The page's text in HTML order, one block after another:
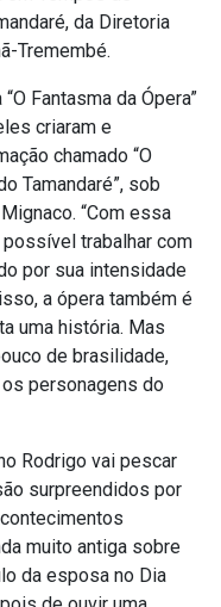
da Diretoria
Tremembé.
Fantasma da Ópera”
criaram e
chamado “O
Tamandaré”, sob
“Com essa
trabalhar com
por sua intensidade
a ópera também é
uma história. Mas
de brasilidade,
personagens do
Rodrigo vai pescar
surpreendidos por
muito antiga sobre
da esposa no Dia